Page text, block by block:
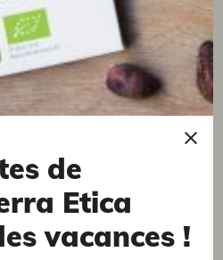
vs robusta
s’opposent pas, ce sontdeux
!
de
Etica
vacances !